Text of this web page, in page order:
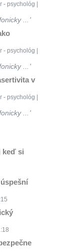
psychológ |
...
psychológ |
...
v
psychológ |
...
keď si